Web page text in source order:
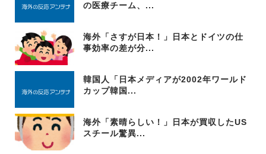
の医療チーム、...
海外「さすが日本！」日本とドイツの仕
事効率の差が分...
韓国人「日本メディアが2002年ワールド
カップ韓国...
海外「素晴らしい！」日本が買収したUS
スチール驚異...